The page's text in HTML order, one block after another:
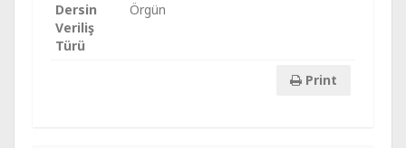
Dersin
Veriliş
Türü
Örgün
Print